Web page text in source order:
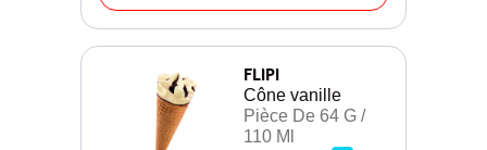
FLIPI
Cône vanille
Pièce De 64 G /
110 Ml